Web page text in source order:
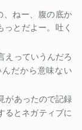
、ねー、腹の底か
とだよー。吐く
えっていうんだろ
だから意味ない
があったので記録
るとネガティブに